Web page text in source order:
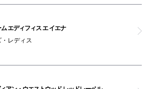
ム エディフィス エ イエナ
・レディス